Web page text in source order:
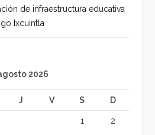
de infraestructura educativa
Ixcuintla
2026
J V S D
1 2